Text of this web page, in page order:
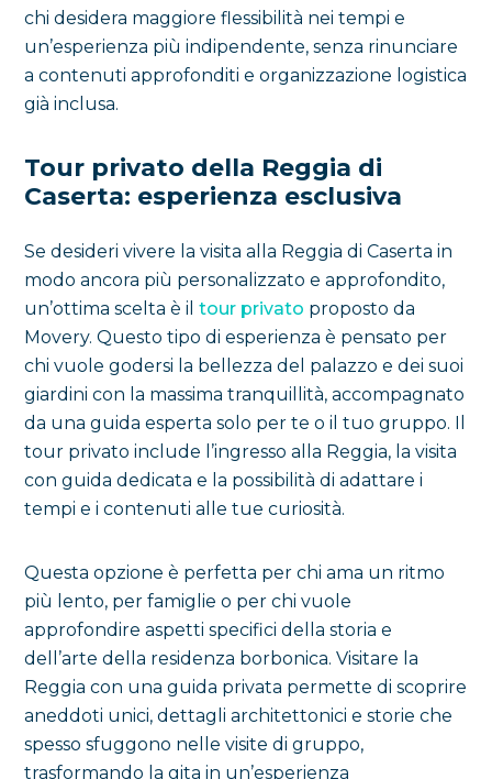
chi desidera maggiore flessibilità nei tempi e
un’esperienza più indipendente, senza rinunciare
a contenuti approfonditi e organizzazione logistica
già inclusa.
Tour privato della Reggia di
Caserta: esperienza esclusiva
Se desideri vivere la visita alla Reggia di Caserta in
modo ancora più personalizzato e approfondito,
un’ottima scelta è il tour privato proposto da
Movery. Questo tipo di esperienza è pensato per
chi vuole godersi la bellezza del palazzo e dei suoi
giardini con la massima tranquillità, accompagnato
da una guida esperta solo per te o il tuo gruppo. Il
tour privato include l’ingresso alla Reggia, la visita
con guida dedicata e la possibilità di adattare i
tempi e i contenuti alle tue curiosità.
Questa opzione è perfetta per chi ama un ritmo
più lento, per famiglie o per chi vuole
approfondire aspetti specifici della storia e
dell’arte della residenza borbonica. Visitare la
Reggia con una guida privata permette di scoprire
aneddoti unici, dettagli architettonici e storie che
spesso sfuggono nelle visite di gruppo,
trasformando la gita in un’esperienza